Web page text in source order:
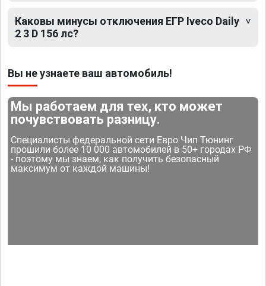
Каковы минусы отключения ЕГР Iveco Daily
2 3 D 156 лс?
Вы не узнаете ваш автомобиль!
Мы работаем для тех, кто может
почувствовать разницу.
Специалисты федеральной сети Евро Чип Тюнинг
прошили более 10 000 автомобилей в 50+ городах РФ
- поэтому мы знаем, как получить безопасный
максимум от каждой машины!